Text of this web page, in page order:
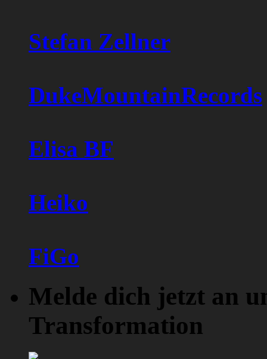
Stefan Zellner
DukeMountainRecords
Elisa BF
Heiko
FiGo
Melde dich jetzt an
Transformation